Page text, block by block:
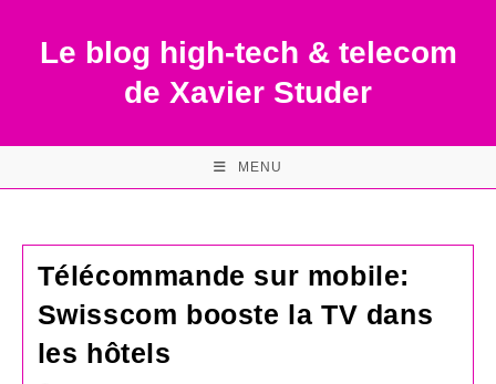
contentLe blog high-tech & telecom
de Xavier Studer
MENU
Télécommande sur mobile:
Swisscom booste la TV dans
les hôtels